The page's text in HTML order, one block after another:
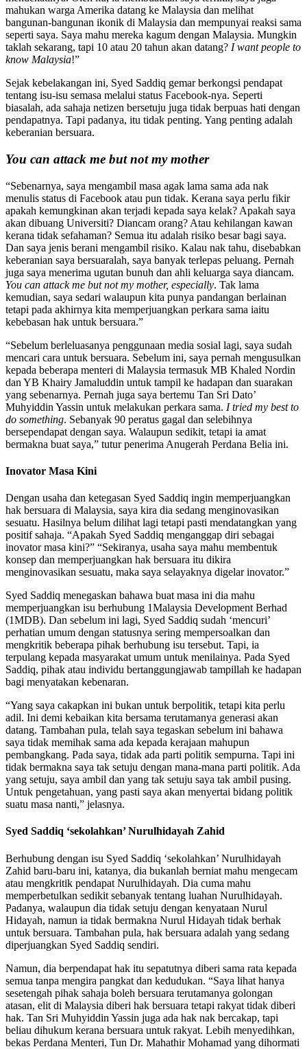
mahukan warga Amerika datang ke Malaysia dan melihat
bangunan-bangunan ikonik di Malaysia dan mempunyai reaksi sama
seperti saya. Saya mahu mereka kagum dengan Malaysia. Mungkin
taklah sekarang, tapi 10 atau 20 tahun akan datang? I want people to
know Malaysia!”
Sejak kebelakangan ini, Syed Saddiq gemar berkongsi pendapat
tentang isu-isu semasa melalui status Facebook-nya. Seperti
biasalah, ada sahaja netizen bersetuju juga tidak berpuas hati dengan
pendapatnya. Tapi padanya, itu tidak penting. Yang penting adalah
keberanian bersuara.
You can attack me but not my mother
“Sebenarnya, saya mengambil masa agak lama sama ada nak
menulis status di Facebook atau pun tidak. Kerana saya perlu fikir
apakah kemungkinan akan terjadi kepada saya kelak? Apakah saya
akan dibuang Universiti? Diancam orang? Atau kehilangan kawan
kerana tidak sefahaman? Semua itu adalah risiko besar bagi saya.
Dan saya jenis berani mengambil risiko. Kalau nak tahu, disebabkan
keberanian saya bersuaralah, saya banyak terlepas peluang. Pernah
juga saya menerima ugutan bunuh dan ahli keluarga saya diancam.
You can attack me but not my mother, especially. Tak lama
kemudian, saya sedari walaupun kita punya pandangan berlainan
tetapi pada akhirnya kita memperjuangkan perkara sama iaitu
kebebasan hak untuk bersuara.”
“Sebelum berleluasanya penggunaan media sosial lagi, saya sudah
mencari cara untuk bersuara. Sebelum ini, saya pernah mengusulkan
kepada beberapa menteri di Malaysia termasuk MB Khaled Nordin
dan YB Khairy Jamaluddin untuk tampil ke hadapan dan suarakan
yang sebenarnya. Pernah juga saya bertemu Tan Sri Dato’
Muhyiddin Yassin untuk melakukan perkara sama. I tried my best to
do something. Sebanyak 90 peratus gagal dan selebihnya
bersependapat dengan saya. Walaupun sedikit, tetapi ia amat
bermakna buat saya,” tutur penerima Anugerah Perdana Belia ini.
Inovator Masa Kini
Dengan usaha dan ketegasan Syed Saddiq ingin memperjuangkan
hak bersuara di Malaysia, saya kira dia sedang menginovasikan
sesuatu. Hasilnya belum dilihat lagi tetapi pasti mendatangkan yang
positif sahaja. “Apakah Syed Saddiq menganggap diri sebagai
inovator masa kini?” “Sekiranya, usaha saya mahu membentuk
konsep dan memperjuangkan hak bersuara itu dikira
menginovasikan sesuatu, maka saya selayaknya digelar inovator.”
Syed Saddiq menegaskan bahawa buat masa ini dia mahu
memperjuangkan isu berhubung 1Malaysia Development Berhad
(1MDB). Dan sebelum ini lagi, Syed Saddiq sudah ‘mencuri’
perhatian umum dengan statusnya sering mempersoalkan dan
mengkritik beberapa pihak berhubung isu tersebut. Tapi, ia
terpulang kepada masyarakat umum untuk menilainya. Pada Syed
Saddiq, pihak atau individu bertanggungjawab tampillah ke hadapan
bagi menyatakan kebenaran.
“Yang saya cakapkan ini bukan untuk berpolitik, tetapi kita perlu
adil. Ini demi kebaikan kita bersama terutamanya generasi akan
datang. Tambahan pula, telah saya tegaskan sebelum ini bahawa
saya tidak memihak sama ada kepada kerajaan mahupun
pembangkang. Pada saya, tidak ada parti politik sempurna. Tapi ini
tidak bermakna saya tak setuju dengan mana-mana parti politik. Ada
yang setuju, saya ambil dan yang tak setuju saya tak ambil pusing.
Untuk pengetahuan, yang pasti saya akan menyertai bidang politik
suatu masa nanti,” jelasnya.
Syed Saddiq ‘sekolahkan’ Nurulhidayah Zahid
Berhubung dengan isu Syed Saddiq ‘sekolahkan’ Nurulhidayah
Zahid baru-baru ini, katanya, dia bukanlah berniat mahu mengecam
atau mengkritik pendapat Nurulhidayah. Dia cuma mahu
memperbetulkan sedikit sebanyak tentang luahan Nurulhidayah.
Padanya, walaupun dia tidak setuju dengan kenyataan Nurul
Hidayah, namun ia tidak bermakna Nurul Hidayah tidak berhak
untuk bersuara. Tambahan pula, hak bersuara adalah yang sedang
diperjuangkan Syed Saddiq sendiri.
Namun, dia berpendapat hak itu sepatutnya diberi sama rata kepada
semua tanpa mengira pangkat dan kedudukan. “Saya lihat hanya
sesetengah pihak sahaja boleh bersuara terutamanya golongan
atasan, elit di Malaysia diberi hak bersuara tetapi rakyat tidak diberi
hak. Tan Sri Muhyiddin Yassin juga ada hak nak bercakap, tapi
beliau dihukum kerana bersuara untuk rakyat. Lebih menyedihkan,
bekas Perdana Menteri, Tun Dr. Mahathir Mohamad yang dihormati